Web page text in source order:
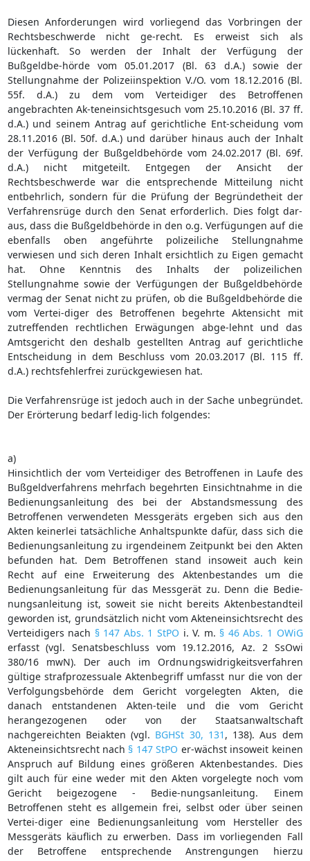
Diesen Anforderungen wird vorliegend das Vorbringen der
Rechtsbeschwerde nicht ge-recht. Es erweist sich als
lückenhaft. So werden der Inhalt der Verfügung der
Bußgeldbe-hörde vom 05.01.2017 (Bl. 63 d.A.) sowie der
Stellungnahme der Polizeiinspektion V./O. vom 18.12.2016 (Bl.
55f. d.A.) zu dem vom Verteidiger des Betroffenen
angebrachten Ak-teneinsichtsgesuch vom 25.10.2016 (Bl. 37 ff.
d.A.) und seinem Antrag auf gerichtliche Ent-scheidung vom
28.11.2016 (Bl. 50f. d.A.) und darüber hinaus auch der Inhalt
der Verfügung der Bußgeldbehörde vom 24.02.2017 (Bl. 69f.
d.A.) nicht mitgeteilt. Entgegen der Ansicht der
Rechtsbeschwerde war die entsprechende Mitteilung nicht
entbehrlich, sondern für die Prüfung der Begründetheit der
Verfahrensrüge durch den Senat erforderlich. Dies folgt dar-
aus, dass die Bußgeldbehörde in den o.g. Verfügungen auf die
ebenfalls oben angeführte polizeiliche Stellungnahme
verwiesen und sich deren Inhalt ersichtlich zu Eigen gemacht
hat. Ohne Kenntnis des Inhalts der polizeilichen
Stellungnahme sowie der Verfügungen der Bußgeldbehörde
vermag der Senat nicht zu prüfen, ob die Bußgeldbehörde die
vom Vertei-diger des Betroffenen begehrte Aktensicht mit
zutreffenden rechtlichen Erwägungen abge-lehnt und das
Amtsgericht den deshalb gestellten Antrag auf gerichtliche
Entscheidung in dem Beschluss vom 20.03.2017 (Bl. 115 ff.
d.A.) rechtsfehlerfrei zurückgewiesen hat.
Die Verfahrensrüge ist jedoch auch in der Sache unbegründet.
Der Erörterung bedarf ledig-lich folgendes:
a)
Hinsichtlich der vom Verteidiger des Betroffenen in Laufe des
Bußgeldverfahrens mehrfach begehrten Einsichtnahme in die
Bedienungsanleitung des bei der Abstandsmessung des
Betroffenen verwendeten Messgeräts ergeben sich aus den
Akten keinerlei tatsächliche Anhaltspunkte dafür, dass sich die
Bedienungsanleitung zu irgendeinem Zeitpunkt bei den Akten
befunden hat. Dem Betroffenen stand insoweit auch kein
Recht auf eine Erweiterung des Aktenbestandes um die
Bedienungsanleitung für das Messgerät zu. Denn die Bedie-
nungsanleitung ist, soweit sie nicht bereits Aktenbestandteil
geworden ist, grundsätzlich nicht vom Akteneinsichtsrecht des
Verteidigers nach § 147 Abs. 1 StPO i. V. m. § 46 Abs. 1 OWiG
erfasst (vgl. Senatsbeschluss vom 19.12.2016, Az. 2 SsOwi
380/16 mwN). Der auch im Ordnungswidrigkeitsverfahren
gültige strafprozessuale Aktenbegriff umfasst nur die von der
Verfolgungsbehörde dem Gericht vorgelegten Akten, die
danach entstandenen Akten-teile und die vom Gericht
herangezogenen oder von der Staatsanwaltschaft
nachgereichten Beiakten (vgl. BGHSt 30, 131 , 138). Aus dem
Akteneinsichtsrecht nach § 147 StPO er-wächst insoweit keinen
Anspruch auf Bildung eines größeren Aktenbestandes. Dies
gilt auch für eine weder mit den Akten vorgelegte noch vom
Gericht beigezogene - Bedie-nungsanleitung. Einem
Betroffenen steht es allgemein frei, selbst oder über seinen
Vertei-diger eine Bedienungsanleitung vom Hersteller des
Messgeräts käuflich zu erwerben. Dass im vorliegenden Fall
der Betroffene entsprechende Anstrengungen hierzu